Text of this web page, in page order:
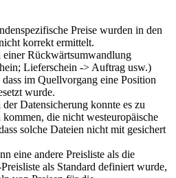
Preise wurden in den
korrekt ermittelt.
Rückwärtsumwandlung
Lieferschein -> Auftrag usw.)
im Quellvorgang eine Position
wurde.
Datensicherung konnte es zu
die nicht westeuropäische
solche Dateien nicht mit gesichert
eine andere Preisliste als die
als Standard definiert wurde,